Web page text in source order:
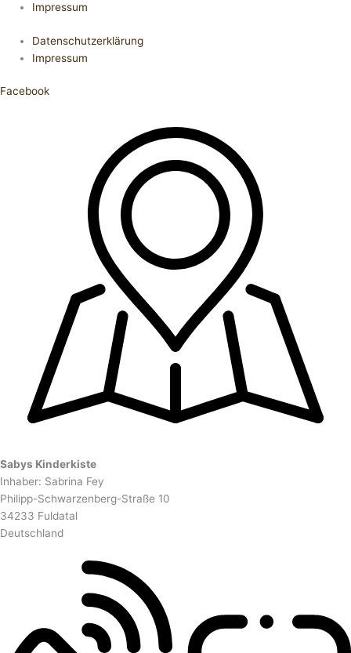
Impressum
Datenschutzerklärung
Impressum
Facebook
Sabys Kinderkiste
Inhaber: Sabrina Fey
Philipp-Schwarzenberg-Straße 10
34233 Fuldatal
Deutschland